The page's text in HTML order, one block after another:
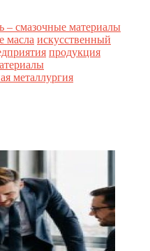
– смазочные материалы
масла искусственный
продукция
металлургия